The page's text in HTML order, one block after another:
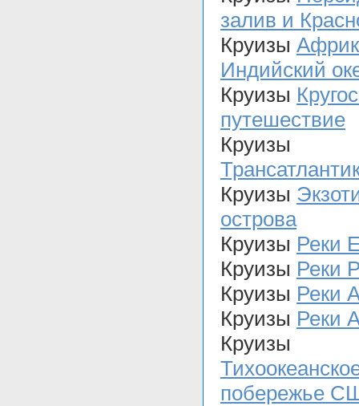
залив и
Круизы
Индийский
Круизы
путешествие
Круизы
Круизы
острова
Круизы Реки
Круизы Реки
Круизы Реки
Круизы Реки
Круизы
побережье